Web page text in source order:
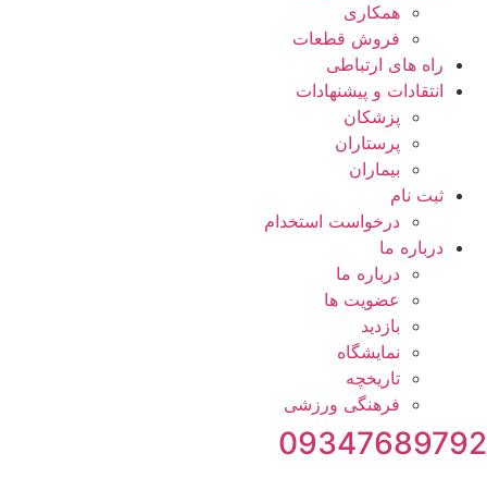
همکاری
فروش قطعات
راه های ارتباطی
انتقادات و پيشنهادات
پزشكان
پرستاران
بيماران
ثبت نام
درخواست استخدام
درباره ما
درباره ما
عضویت ها
بازدید
نمایشگاه
تاريخچه
فرهنگی ورزشی
09347689792